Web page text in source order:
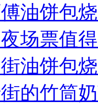
油饼包
场票值
油饼包
的竹筒